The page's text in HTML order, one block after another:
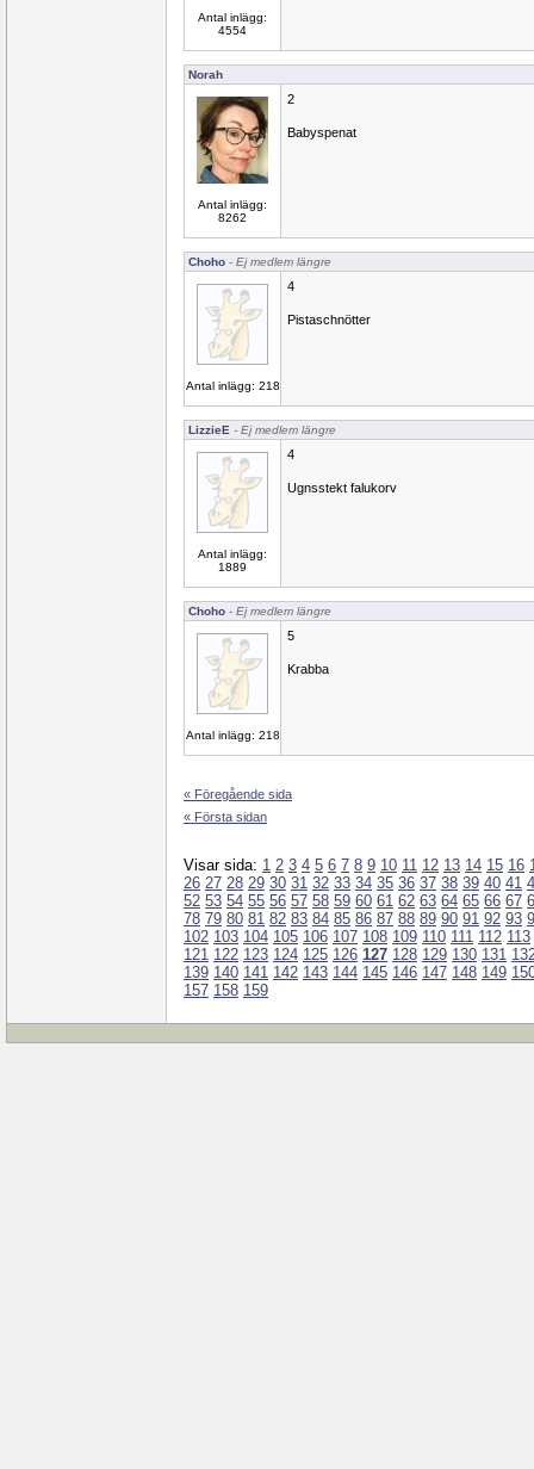
Antal inlägg:
4554
Norah
Antal inlägg:
8262
2
Babyspenat
Choho - Ej medlem längre
Antal inlägg: 218
4
Pistaschnötter
LizzieE - Ej medlem längre
Antal inlägg:
1889
4
Ugnsstekt falukorv
Choho - Ej medlem längre
Antal inlägg: 218
5
Krabba
« Föregående sida
« Första sidan
Visar sida: 1 2 3 4 5 6 7 8 9 10 11 12 13 14 15 16
26 27 28 29 30 31 32 33 34 35 36 37 38 39 40 41
52 53 54 55 56 57 58 59 60 61 62 63 64 65 66 67
78 79 80 81 82 83 84 85 86 87 88 89 90 91 92 93
102 103 104 105 106 107 108 109 110 111 112 113
121 122 123 124 125 126 127 128 129 130 131
139 140 141 142 143 144 145 146 147 148 149
157 158 159